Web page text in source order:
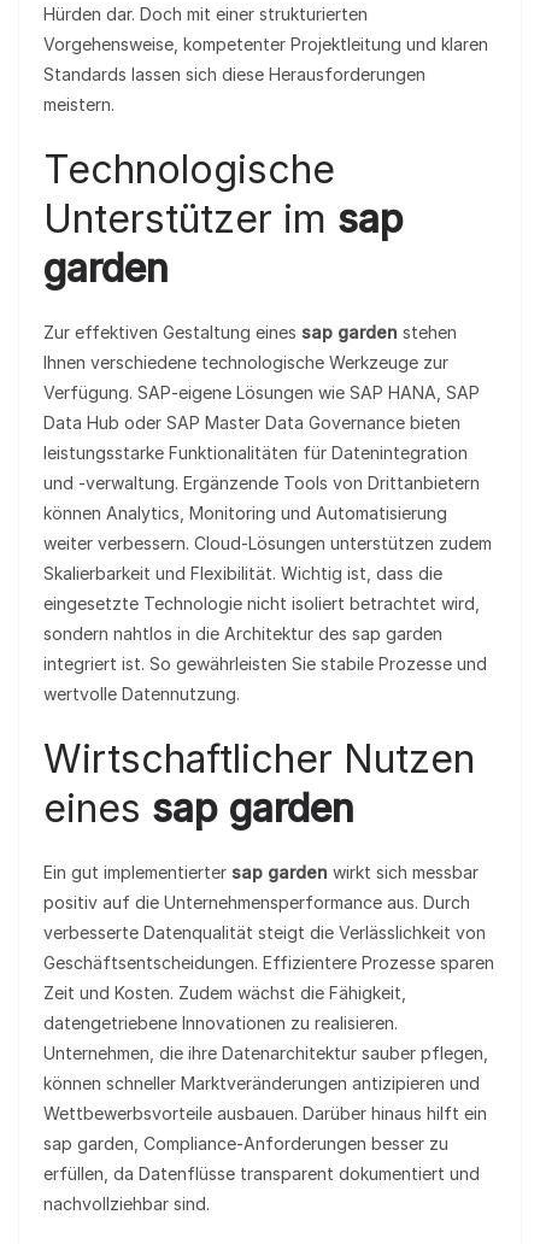
Hürden dar. Doch mit einer strukturierten
Vorgehensweise, kompetenter Projektleitung und klaren
Standards lassen sich diese Herausforderungen
meistern.
Technologische
Unterstützer im sap
garden
Zur effektiven Gestaltung eines sap garden stehen
Ihnen verschiedene technologische Werkzeuge zur
Verfügung. SAP‑eigene Lösungen wie SAP HANA, SAP
Data Hub oder SAP Master Data Governance bieten
leistungsstarke Funktionalitäten für Datenintegration
und ‑verwaltung. Ergänzende Tools von Drittanbietern
können Analytics, Monitoring und Automatisierung
weiter verbessern. Cloud‑Lösungen unterstützen zudem
Skalierbarkeit und Flexibilität. Wichtig ist, dass die
eingesetzte Technologie nicht isoliert betrachtet wird,
sondern nahtlos in die Architektur des sap garden
integriert ist. So gewährleisten Sie stabile Prozesse und
wertvolle Datennutzung.
Wirtschaftlicher Nutzen
eines sap garden
Ein gut implementierter sap garden wirkt sich messbar
positiv auf die Unternehmensperformance aus. Durch
verbesserte Datenqualität steigt die Verlässlichkeit von
Geschäftsentscheidungen. Effizientere Prozesse sparen
Zeit und Kosten. Zudem wächst die Fähigkeit,
datengetriebene Innovationen zu realisieren.
Unternehmen, die ihre Datenarchitektur sauber pflegen,
können schneller Marktveränderungen antizipieren und
Wettbewerbsvorteile ausbauen. Darüber hinaus hilft ein
sap garden, Compliance‑Anforderungen besser zu
erfüllen, da Datenflüsse transparent dokumentiert und
nachvollziehbar sind.